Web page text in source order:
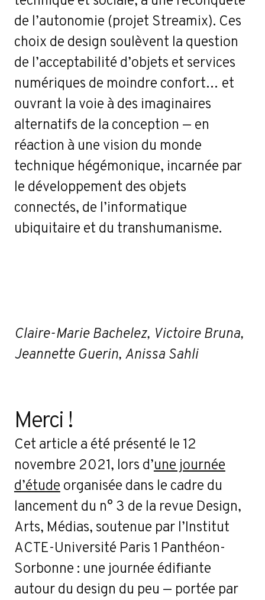
de l’autonomie (projet Streamix). Ces
choix de design soulèvent la question
de l’acceptabilité d’objets et services
numériques de moindre confort… et
ouvrant la voie à des imaginaires
alternatifs de la conception — en
réaction à une vision du monde
technique hégémonique, incarnée par
le développement des objets
connectés, de l’informatique
ubiquitaire et du transhumanisme.
Claire-Marie Bachelez, Victoire Bruna,
Jeannette Guerin, Anissa Sahli
Merci !
Cet article a été présenté le 12
novembre 2021, lors d’une journée
d’étude organisée dans le cadre du
lancement du n° 3 de la revue Design,
Arts, Médias, soutenue par l’Institut
ACTE-Université Paris 1 Panthéon-
Sorbonne : une journée édifiante
autour du design du peu — portée par